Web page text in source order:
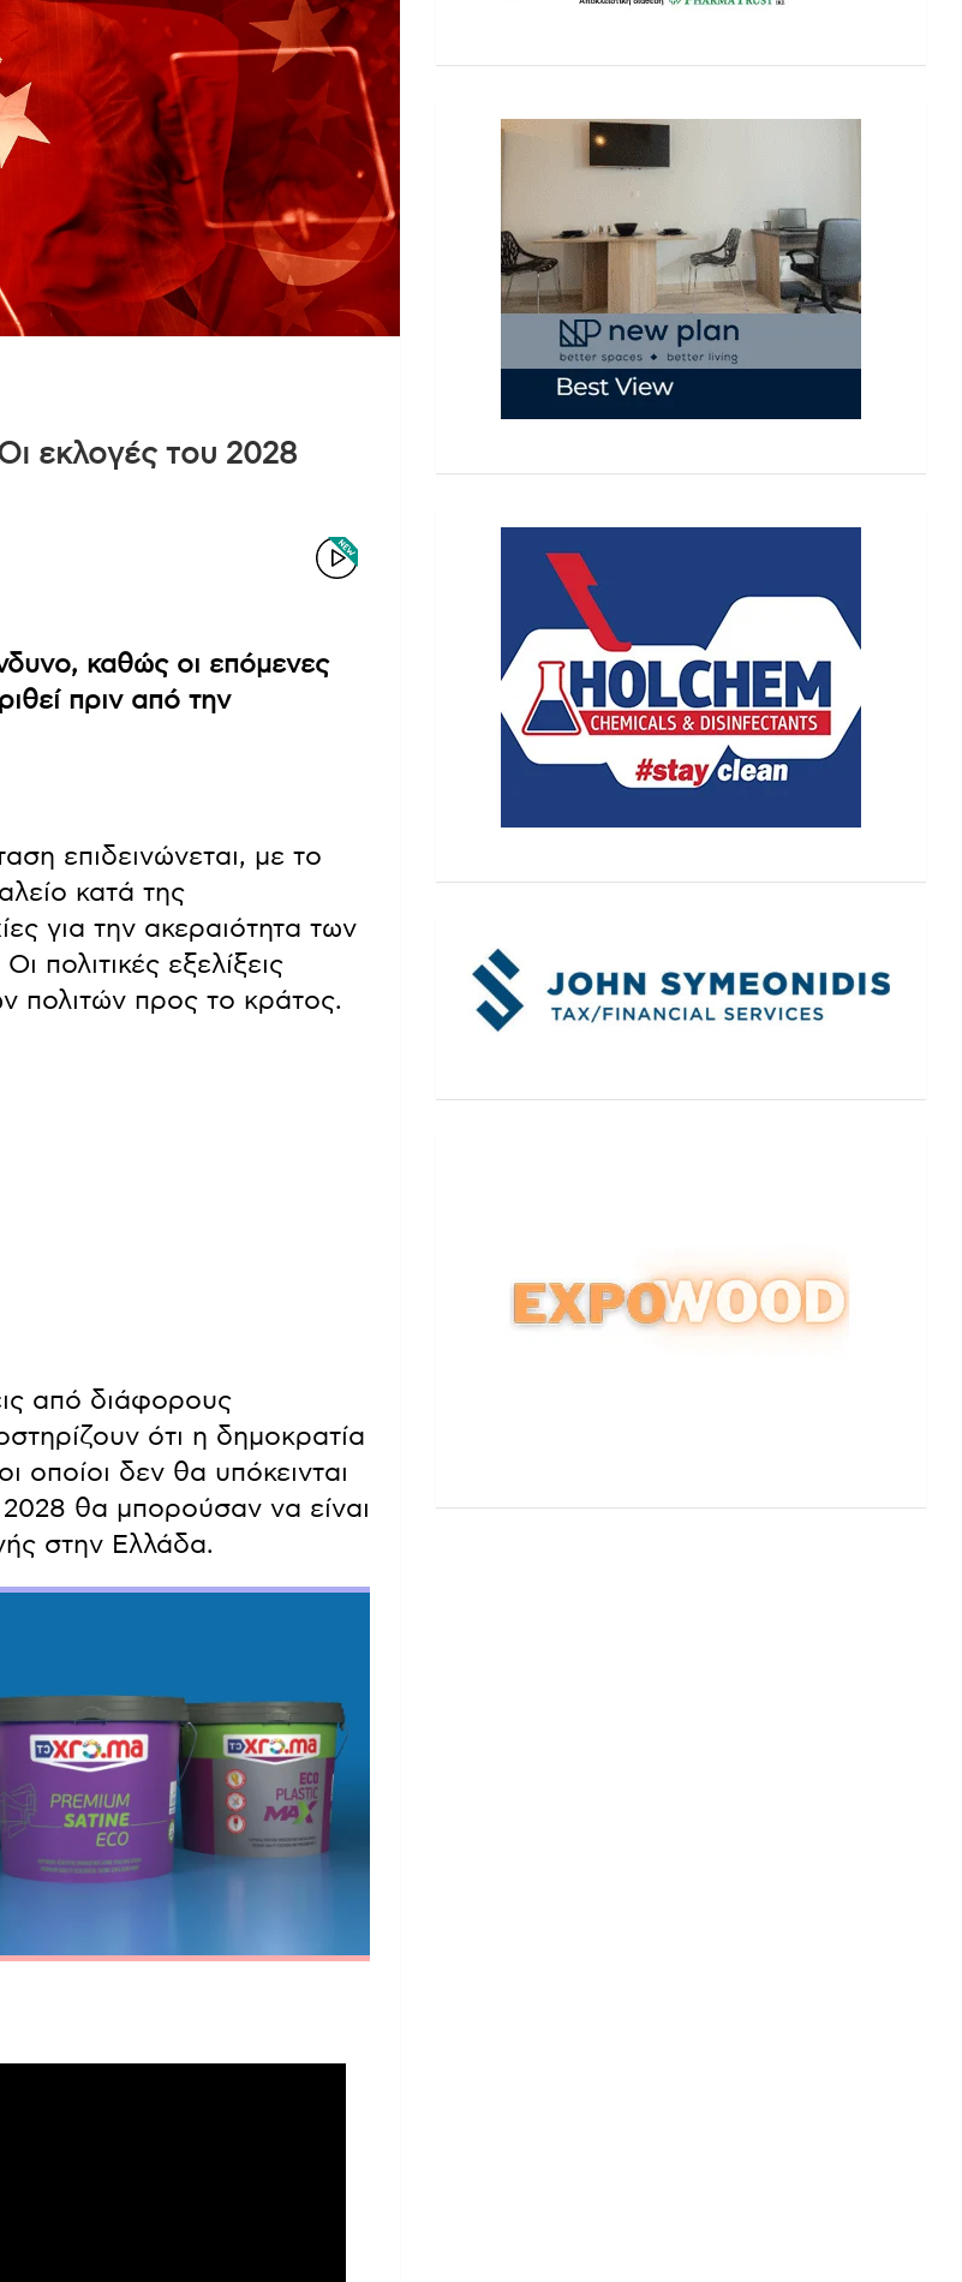
εκλογές του 2028
καθώς οι επόμενες
πριν από την
επιδεινώνεται, με το
κατά της
για την ακεραιότητα των
πολιτικές εξελίξεις
πολιτών προς το κράτος.
από διάφορους
ότι η δημοκρατία
οποίοι δεν θα υπόκεινται
2028 θα μπορούσαν να είναι
στην Ελλάδα.